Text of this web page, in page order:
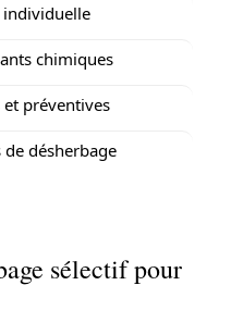
individuelle
chimiques
préventives
désherbage
sélectif pour